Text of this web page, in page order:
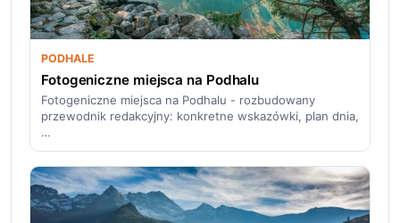
PODHALE
Fotogeniczne miejsca na Podhalu
Fotogeniczne miejsca na Podhalu - rozbudowany
przewodnik redakcyjny: konkretne wskazówki, plan dnia,
…